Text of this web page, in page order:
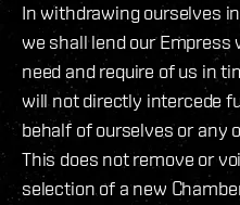
In withdrawing ourselves
we shall lend our
need and require of us in
will not directly intercede
behalf of ourselves or any
This does not remove or
selection of a new